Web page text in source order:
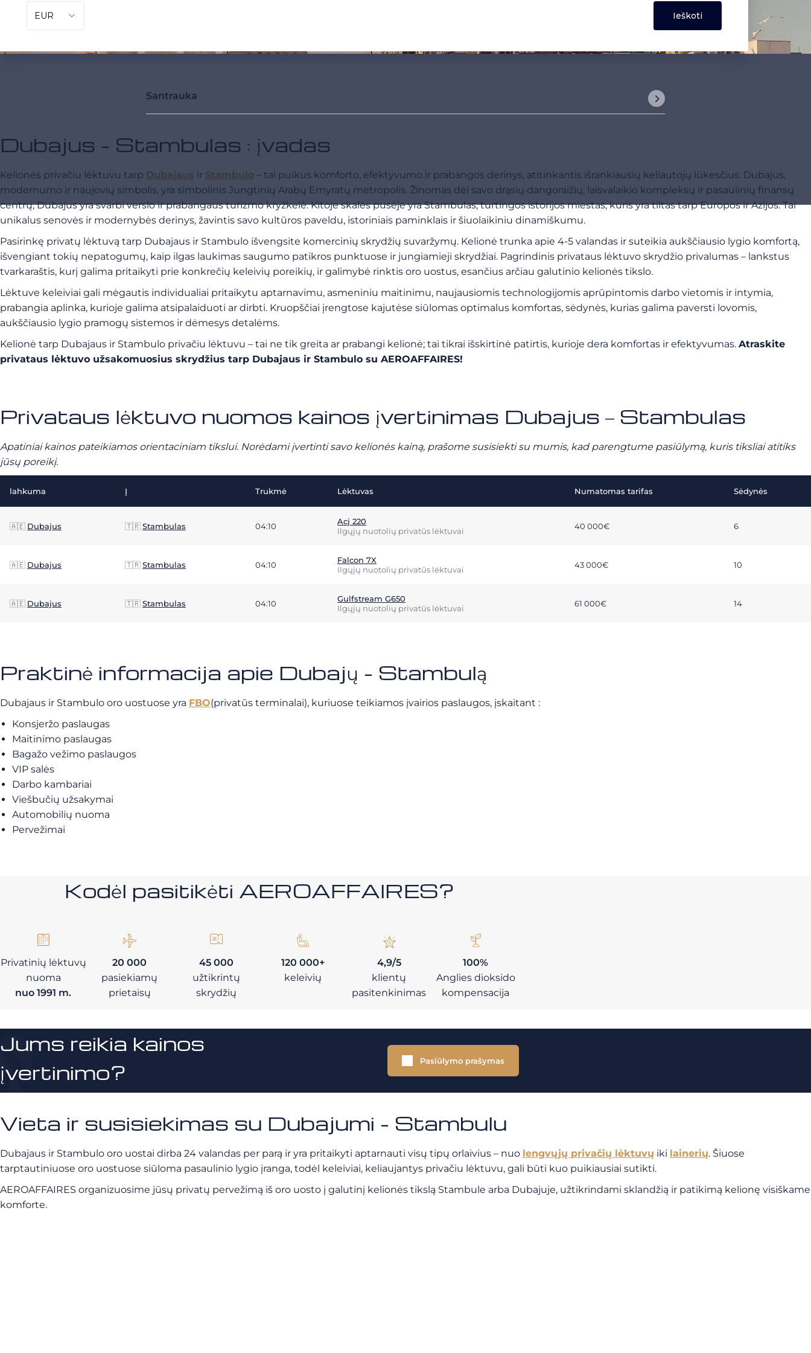
Santrauka
Dubajus - Stambulas : įvadas
Kelionės privačiu lėktuvu tarp Dubajaus ir Stambulo – tai puikus komforto, efektyvumo ir prabangos derinys, atitinkantis išrankiausių keliautojų lūkesčius. Dubajus,
modernumo ir naujovių simbolis, yra simbolinis Jungtinių Arabų Emyratų metropolis. Žinomas dėl savo drąsių dangoraižių, laisvalaikio kompleksų ir pasaulinių finansų
centrų, Dubajus yra svarbi verslo ir prabangaus turizmo kryžkelė. Kitoje skalės pusėje yra Stambulas, turtingos istorijos miestas, kuris yra tiltas tarp Europos ir Azijos. Tai
unikalus senovės ir modernybės derinys, žavintis savo kultūros paveldu, istoriniais paminklais ir šiuolaikiniu dinamiškumu.
Pasirinkę privatų lėktuvą tarp Dubajaus ir Stambulo išvengsite komercinių skrydžių suvaržymų. Kelionė trunka apie 4-5 valandas ir suteikia aukščiausio lygio komfortą,
išvengiant tokių nepatogumų, kaip ilgas laukimas saugumo patikros punktuose ir jungiamieji skrydžiai. Pagrindinis privataus lėktuvo skrydžio privalumas – lankstus
tvarkaraštis, kurį galima pritaikyti prie konkrečių keleivių poreikių, ir galimybė rinktis oro uostus, esančius arčiau galutinio kelionės tikslo.
Lėktuve keleiviai gali mėgautis individualiai pritaikytu aptarnavimu, asmeniniu maitinimu, naujausiomis technologijomis aprūpintomis darbo vietomis ir intymia,
prabangia aplinka, kurioje galima atsipalaiduoti ar dirbti. Kruopščiai įrengtose kajutėse siūlomas optimalus komfortas, sėdynės, kurias galima paversti lovomis,
aukščiausio lygio pramogų sistemos ir dėmesys detalėms.
Kelionė tarp Dubajaus ir Stambulo privačiu lėktuvu – tai ne tik greita ar prabangi kelionė; tai tikrai išskirtinė patirtis, kurioje dera komfortas ir efektyvumas. Atraskite
privataus lėktuvo užsakomuosius skrydžius tarp Dubajaus ir Stambulo su AEROAFFAIRES!
Privataus lėktuvo nuomos kainos įvertinimas Dubajus – Stambulas
Apatiniai kainos pateikiamos orientaciniam tikslui. Norėdami įvertinti savo kelionės kainą, prašome susisiekti su mumis, kad parengtume pasiūlymą, kuris tiksliai atitiks
jūsų poreikį.
lahkuma Į Trukmė Lėktuvas Numatomas tarifas Sėdynės
🇦🇪 Dubajus 🇹🇷Stambulas 04:10
Acj 220
Ilgųjų nuotolių privatūs lėktuvai
40 000€ 6
🇦🇪 Dubajus 🇹🇷Stambulas 04:10
Falcon 7X
Ilgųjų nuotolių privatūs lėktuvai
43 000€ 10
🇦🇪 Dubajus 🇹🇷Stambulas 04:10
Gulfstream G650
Ilgųjų nuotolių privatūs lėktuvai
61 000€ 14
Praktinė informacija apie Dubajų - Stambulą
Dubajaus ir Stambulo oro uostuose yra FBO(privatūs terminalai), kuriuose teikiamos įvairios paslaugos, įskaitant :
Konsjeržo paslaugas
Maitinimo paslaugas
Bagažo vežimo paslaugos
VIP salės
Darbo kambariai
Viešbučių užsakymai
Automobilių nuoma
Pervežimai
Kodėl pasitikėti AEROAFFAIRES?
Privatinių lėktuvų
nuoma
nuo 1991 m.
20 000
pasiekiamų
prietaisų
45 000
užtikrintų
skrydžių
120 000+
keleivių
4,9/5
klientų
pasitenkinimas
100%
Anglies dioksido
kompensacija
Jums reikia kainos
įvertinimo?
Pasiūlymo prašymas
Vieta ir susisiekimas su Dubajumi - Stambulu
Dubajaus ir Stambulo oro uostai dirba 24 valandas per parą ir yra pritaikyti aptarnauti visų tipų orlaivius – nuo lengvųjų privačių lėktuvų iki lainerių. Šiuose
tarptautiniuose oro uostuose siūloma pasaulinio lygio įranga, todėl keleiviai, keliaujantys privačiu lėktuvu, gali būti kuo puikiausiai sutikti.
AEROAFFAIRES organizuosime jūsų privatų pervežimą iš oro uosto į galutinį kelionės tikslą Stambule arba Dubajuje, užtikrindami sklandžią ir patikimą kelionę visiškame
komforte.